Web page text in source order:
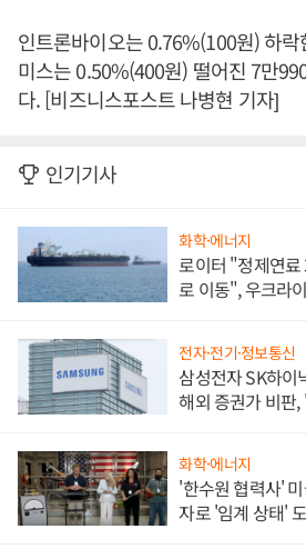
인트론바이오는 0.76%(100원) 하
미스는 0.50%(400원) 떨어진 7만
다. [비즈니스포스트 나병현 기자]
인기기사
화학·에너지
로이터 "정제연료
로 이동", 우크라
전자·전기·정보통신
삼성전자 SK하이
해외 증권가 비판
화학·에너지
'한수원 협력사'
자로 '임계 상태'